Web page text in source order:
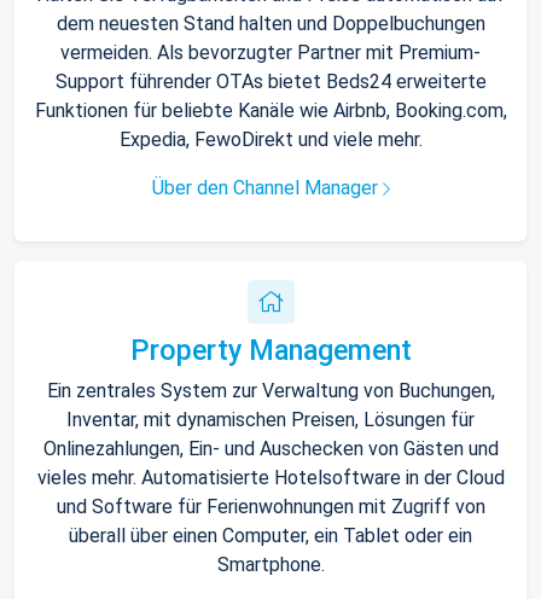
dem neuesten Stand halten und Doppelbuchungen
vermeiden. Als bevorzugter Partner mit Premium-
Support führender OTAs bietet Beds24 erweiterte
Funktionen für beliebte Kanäle wie Airbnb, Booking.com,
Expedia, FewoDirekt und viele mehr.
Über den Channel Manager
Property Management
Ein zentrales System zur Verwaltung von Buchungen,
Inventar, mit dynamischen Preisen, Lösungen für
Onlinezahlungen, Ein- und Auschecken von Gästen und
vieles mehr. Automatisierte Hotelsoftware in der Cloud
und Software für Ferienwohnungen mit Zugriff von
überall über einen Computer, ein Tablet oder ein
Smartphone.